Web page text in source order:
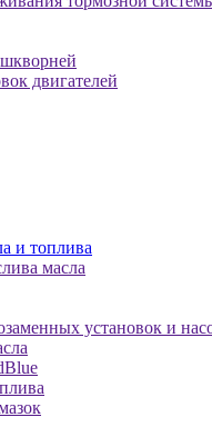
двигателей
и топлива
мacлa
установок и